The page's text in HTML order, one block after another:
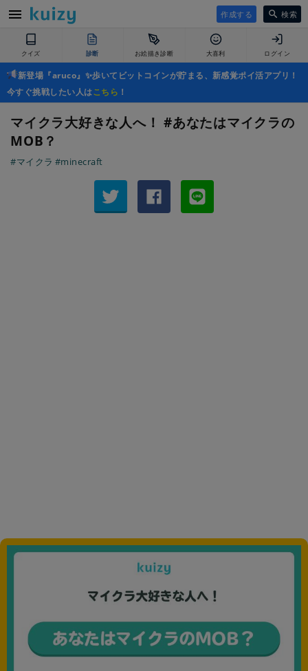
作成する 検索
クイズ 診断 お絵描き診断 大喜利 ログイン
新登場『aruco』✨歩いてビットコインが貯まる、新感覚ポイ活アプリ！
今すぐ挑戦したい人はこちら ！
マイクラ大好きな人へ！ #あなたはマイクラの
MOB？
#マイクラ #minecraft